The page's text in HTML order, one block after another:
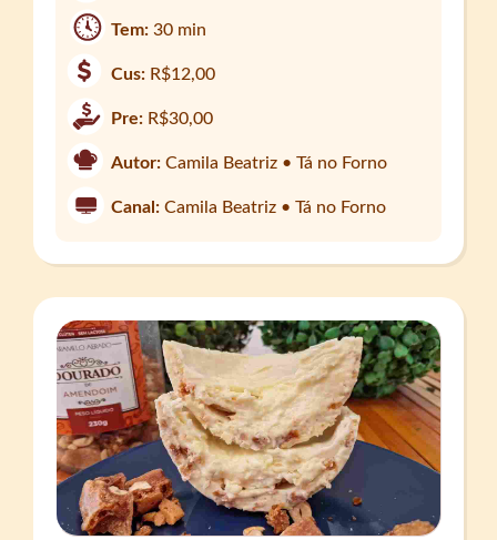
Tem:30 min
Cus: R$12,00
Pre: R$30,00
Autor: Camila Beatriz • Tá no Forno
Canal: Camila Beatriz • Tá no Forno